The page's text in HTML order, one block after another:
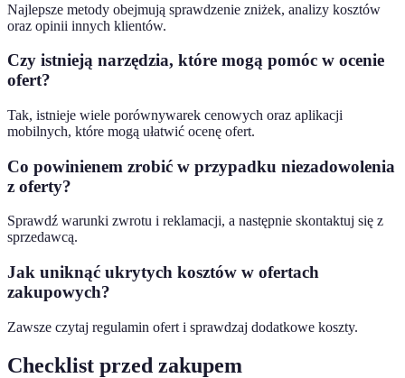
Najlepsze metody obejmują sprawdzenie zniżek, analizy kosztów
oraz opinii innych klientów.
Czy istnieją narzędzia, które mogą pomóc w ocenie
ofert?
Tak, istnieje wiele porównywarek cenowych oraz aplikacji
mobilnych, które mogą ułatwić ocenę ofert.
Co powinienem zrobić w przypadku niezadowolenia
z oferty?
Sprawdź warunki zwrotu i reklamacji, a następnie skontaktuj się z
sprzedawcą.
Jak uniknąć ukrytych kosztów w ofertach
zakupowych?
Zawsze czytaj regulamin ofert i sprawdzaj dodatkowe koszty.
Checklist przed zakupem